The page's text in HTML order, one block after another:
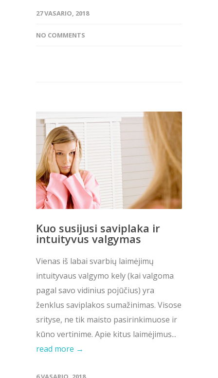
27 VASARIO, 2018
NO COMMENTS
Kuo susijusi saviplaka ir
intuityvus valgymas
Vienas iš labai svarbių laimėjimų
intuityvaus valgymo kely (kai valgoma
pagal savo vidinius pojūčius) yra
ženklus saviplakos sumažinimas. Visose
srityse, ne tik maisto pasirinkimuose ir
kūno vertinime. Apie kitus laimėjimus...
read more →